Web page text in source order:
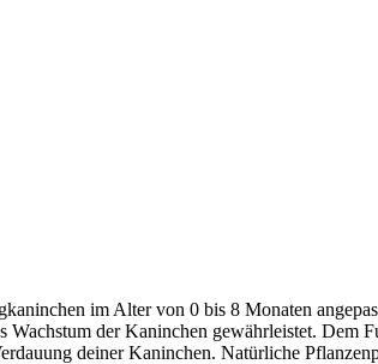
im Alter von 0 bis 8 Monaten
der Kaninchen gewährleistet. Dem
deiner Kaninchen. Natürliche